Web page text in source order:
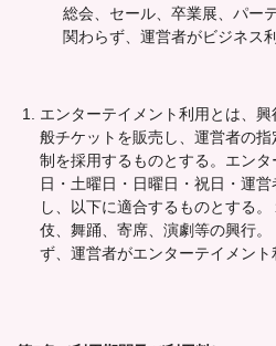
総会、セール、卒業展、パー
関わらず、運営者がビジネス
エンターテイメント利用とは、
般チケットを販売し、運営者の
制を採用するものとする。エン
日・土曜日・日曜日・祝日・運
し、以下に適合するものとする
伎、舞踊、寄席、演劇等の興行
ず、運営者がエンターテイメント